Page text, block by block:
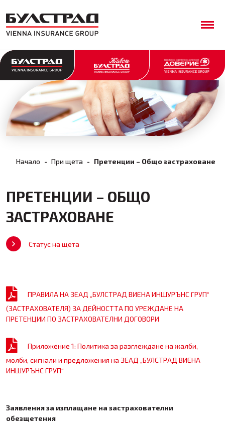
Начало При щета Претенции – Общо застраховане
ПРЕТЕНЦИИ – ОБЩО
ЗАСТРАХОВАНЕ
Статус на щета
ПРАВИЛА НА ЗЕАД „БУЛСТРАД ВИЕНА ИНШУРЪНС ГРУП“
(ЗАСТРАХОВАТЕЛЯ) ЗА ДЕЙНОСТТА ПО УРЕЖДАНЕ НА
ПРЕТЕНЦИИ ПО ЗАСТРАХОВАТЕЛНИ ДОГОВОРИ
Приложение 1: Политика за разглеждане на жалби,
молби, сигнали и предложения на ЗЕАД „БУЛСТРАД ВИЕНА
ИНШУРЪНС ГРУП“
Заявления за изплащане на застрaхователни
обезщетения